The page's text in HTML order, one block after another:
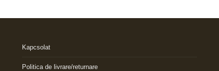
Kapcsolat
Politica de livrare/returnare